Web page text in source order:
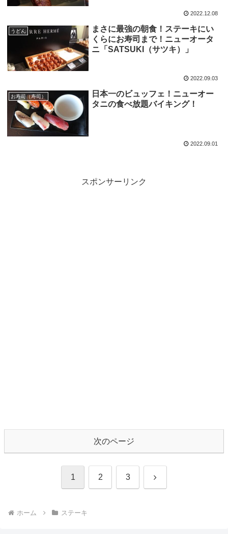
2022.12.08
うどん
まさに最強の朝食！ステーキにい
くらにお寿司まで！ニューオータ
ニ「SATSUKI（サツキ）」
2022.09.03
お寿司（寿司）
日本一のビュッフェ！ニューオー
タニの食べ放題バイキング！
2022.09.01
スポンサーリンク
次のページ
1 2 3 次
ホーム ステーキ